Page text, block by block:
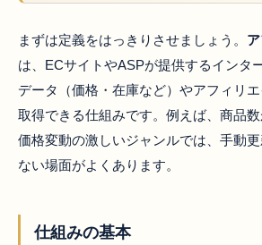
まずは定義をはっきりさせましょう。
は、ECサイトやASPが提供するインタ
データ（価格・在庫など）やアフィリ
取得できる仕組みです。例えば、商品
価格変動の激しいジャンルでは、手動
ない場面がよくあります。
仕組みの基本